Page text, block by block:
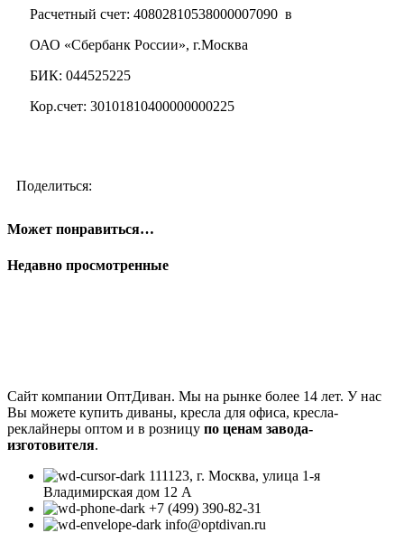
Расчетный счет: 40802810538000007090 в
ОАО «Сбербанк России», г.Москва
БИК: 044525225
Кор.счет: 30101810400000000225
Поделиться:
Может понравиться…
Недавно просмотренные
Сайт компании ОптДиван. Мы на рынке более 14 лет. У нас
Вы можете купить диваны, кресла для офиса, кресла-
реклайнеры оптом и в розницу по ценам завода-
изготовителя.
111123, г. Москва, улица 1-я
Владимирская дом 12 А
+7 (499) 390-82-31
info@optdivan.ru